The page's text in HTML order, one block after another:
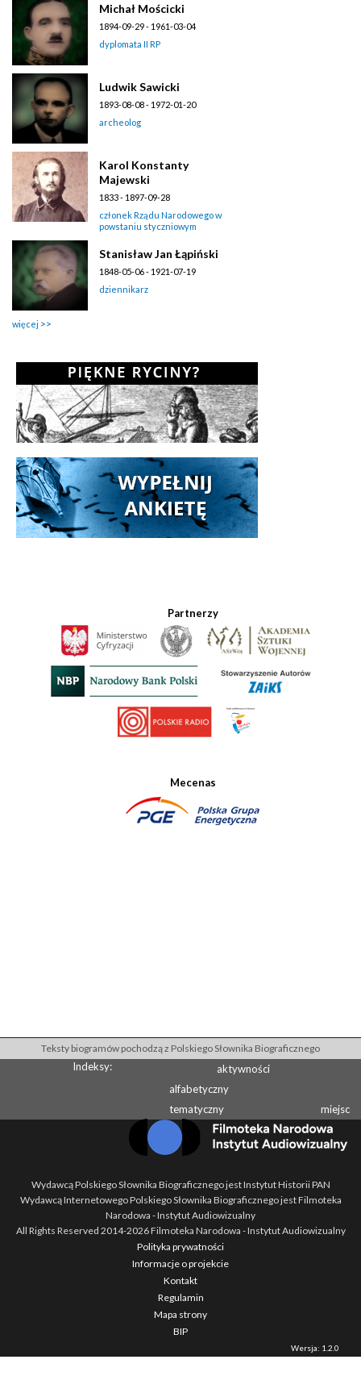
Michał Mościcki
1894-09-29 - 1961-03-04
dyplomata II RP
Ludwik Sawicki
1893-08-08 - 1972-01-20
archeolog
Karol Konstanty
Majewski
1833 - 1897-09-28
członek Rządu Narodowego w
powstaniu styczniowym
Stanisław Jan Łąpiński
1848-05-06 - 1921-07-19
dziennikarz
więcej
Partnerzy
Mecenas
Teksty biogramów pochodzą z Polskiego Słownika Biograficznego
Indeksy:
aktywności
alfabetyczny
tematyczny
miejsc
Wydawcą Polskiego Słownika Biograficznego jest Instytut Historii PAN
Wydawcą Internetowego Polskiego Słownika Biograficznego jest Filmoteka
Narodowa - Instytut Audiowizualny
All Rights Reserved 2014-2026Filmoteka Narodowa - Instytut Audiowizualny
Polityka prywatności
Informacje o projekcie
Kontakt
Regulamin
Mapa strony
BIP
Wersja: 1.2.0